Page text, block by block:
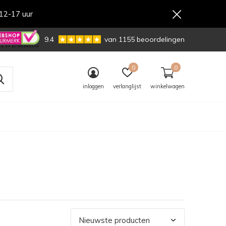
inloggen verlanglijst
0
winkelwagen
0
9.4 van 1155 beoordelingen
17 uur